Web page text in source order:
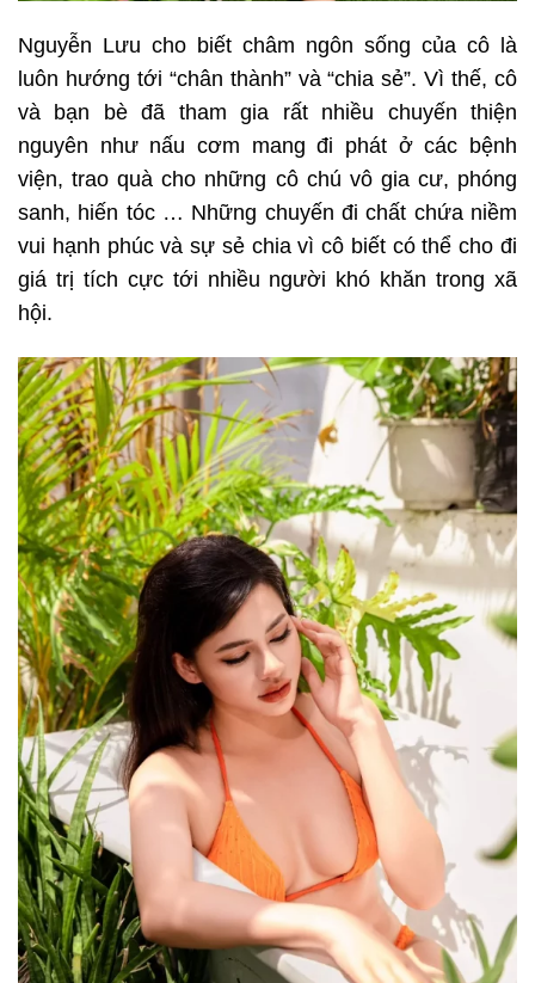
Nguyễn Lưu cho biết châm ngôn sống của cô là
luôn hướng tới “chân thành” và “chia sẻ”. Vì thế, cô
và bạn bè đã tham gia rất nhiều chuyến thiện
nguyên như nấu cơm mang đi phát ở các bệnh
viện, trao quà cho những cô chú vô gia cư, phóng
sanh, hiến tóc … Những chuyến đi chất chứa niềm
vui hạnh phúc và sự sẻ chia vì cô biết có thể cho đi
giá trị tích cực tới nhiều người khó khăn trong xã
hội.